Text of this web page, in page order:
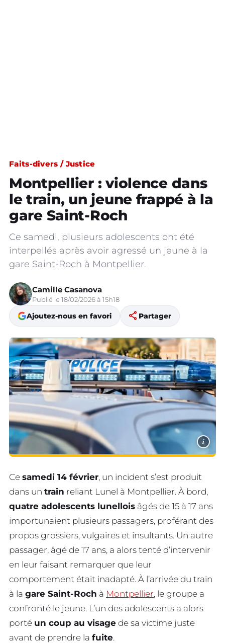
Faits-divers / Justice
Montpellier : violence dans
le train, un jeune frappé à la
gare Saint-Roch
Ce samedi, plusieurs adolescents ont été
interpellés après avoir agressé un jeune à la
gare Saint-Roch à Montpellier.
Camille Casanova
Publié le 18/02/2026 à 15h18
Ajoutez-nous en favori share Partager
i
Ce samedi 14 février, un incident s’est produit
dans un train reliant Lunel à Montpellier. À bord,
quatre adolescents lunellois âgés de 15 à 17 ans
importunaient plusieurs passagers, proférant des
propos grossiers, vulgaires et insultants. Un autre
passager, âgé de 17 ans, a alors tenté d’intervenir
en leur faisant remarquer que leur
comportement était inadapté. À l’arrivée du train
à la gare Saint-Roch à Montpellier, le groupe a
confronté le jeune. L’un des adolescents a alors
porté un coup au visage de sa victime juste
avant de prendre la fuite.